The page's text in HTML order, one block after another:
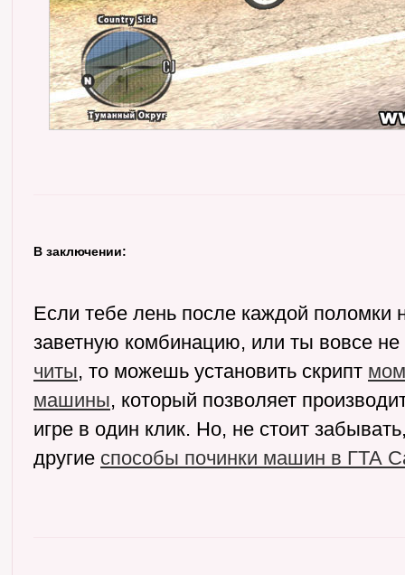
В заключении:
Если тебе лень после каждой поломки
заветную комбинацию, или ты вовсе
читы, то можешь установить скрипт
машины, который позволяет
игре в один клик. Но, не стоит
другие способы починки машин в ГТА